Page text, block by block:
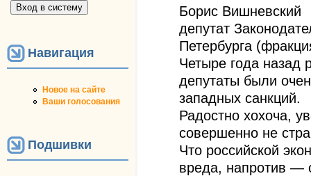
Навигация
Новое на сайте
Ваши голосования
Подшивки
Борис Вишневский
депутат
Петербурга
Четыре года назад
депутаты были
западных санкций.
Радостно хохоча,
совершенно не
Что российской
вреда, напротив —